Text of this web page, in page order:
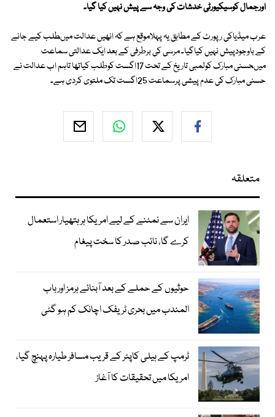
اورجمال کوسیکیورٹی خدشات کی وجہ سے پیش نہیں کیا گیا۔
عرب میڈیاکی رپورٹ کے مطابق یہ پہلاموقع ہے کہ انھیں عدالت میںطلب کیے جانے
کے باوجودپیش نہیں کیاگیا۔ مرسی کی برطرفی کے بعد ایک عدالتی سماعت
میںحسنی مبارک کولمبی تاریخ کے تحت 17اگست کوطلب کیاتھا تاہم اب عدالت نے
حسنی مبارک کی عدم پیشی پرسماعت 25اگست تک ملتوی کردی ہے۔
متعلقہ
ایران سے نمٹنے کے لیے امریکا ہر ہتھیار استعمال
کرے گا، نائب صدر کا سخت پیغام
حوثیوں کے حملے کے بعد آبنائے ہرمز اور باب
المندب میں بحری ٹریفک اچانک کم ہو گئی
ٹرمپ کے ہیلی کاپٹر کے قریب مسافر طیارہ پہنچ گیا،
امریکا میں تحقیقات کا آغاز